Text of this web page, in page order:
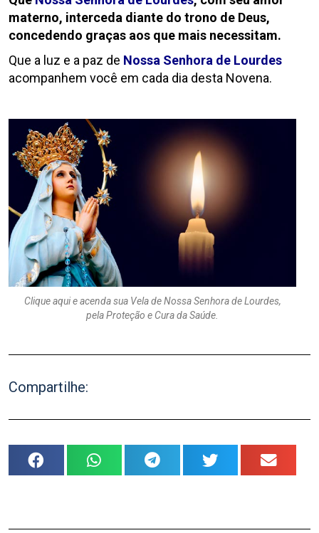
materno, interceda diante do trono de Deus,
concedendo graças aos que mais necessitam.
Que a luz e a paz de Nossa Senhora de Lourdes
acompanhem você em cada dia desta Novena.
Clique aqui e acenda sua Vela de Nossa Senhora de Lourdes,
pela Proteção e Cura da Saúde.
Compartilhe: